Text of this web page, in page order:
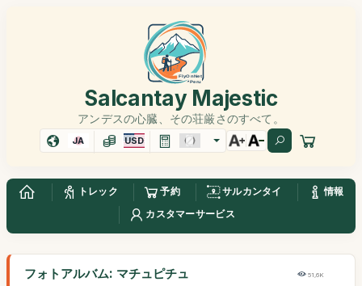
Salcantay Majestic
アンデスの心臓、その荘厳さのすべて。
JA USD
トレック 予約 サルカンタイ
情報
カスタマーサービス
フォトアルバム: マチュピチュ 51,6K